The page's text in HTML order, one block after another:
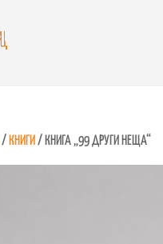
/ КНИГИ / КНИГА „99 ДРУГИ НЕЩА“